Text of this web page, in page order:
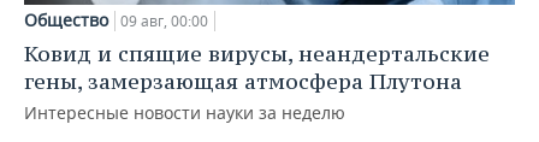
Общество 09 авг, 00:00
Ковид и спящие вирусы, неандертальские
гены, замерзающая атмосфера Плутона
Интересные новости науки за неделю